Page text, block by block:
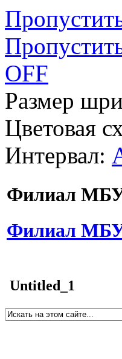
OFF
Размер
Цветовая
Интервал:
Филиал МБУ
Филиал МБУ
Untitled_1